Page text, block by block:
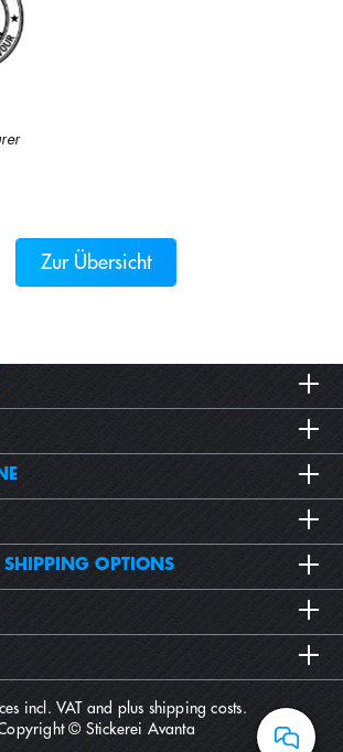
Zur Übersicht
SHIPPING OPTIONS
incl. VAT and plus shipping costs.
© Stickerei Avanta